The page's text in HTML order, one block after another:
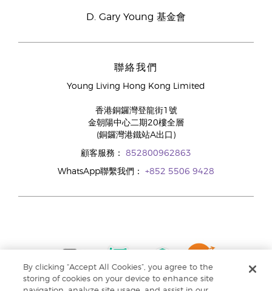
D. Gary Young 基金會
聯絡我們
Young Living Hong Kong Limited
香港銅鑼灣登龍街1號
金朝陽中心二期20樓全層
(銅鑼灣港鐵站A出口)
顧客服務： 852800962863
WhatsApp聯繫我們： +852 5506 9428
By clicking “Accept All Cookies”, you agree to the
storing of cookies on your device to enhance site